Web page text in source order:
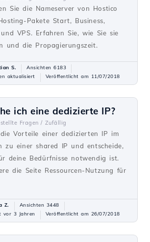
Sie die Nameserver von Hostico
Pakete Start, Business,
und VPS. Erfahren Sie, wie Sie sie
und die Propagierungszeit.
S.
Ansichten 6183
aktualisiert
Veröffentlicht am 11/07/2018
ich eine dedizierte IP?
Fragen / Zufällig
Vorteile einer dedizierten IP im
zu einer shared IP und entscheide,
deine Bedürfnisse notwendig ist.
die Seite Ressourcen-Nutzung für
Z.
Ansichten 3448
vor 3 Jahren
Veröffentlicht am 26/07/2018